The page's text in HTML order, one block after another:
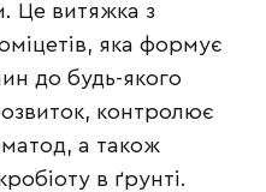
Це витяжка з
яка формує
до будь-якого
контролює
а також
в ґрунті.